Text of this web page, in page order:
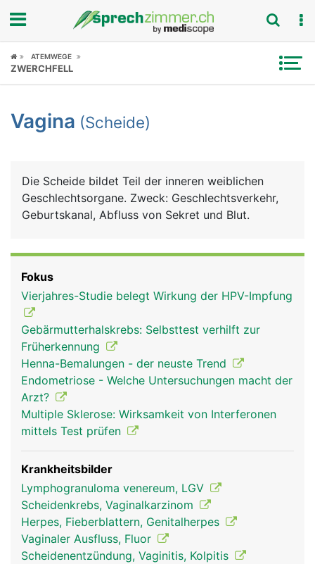
Fokus
Symptome
News
Rubriken
ATEMWEGE
ZWERCHFELL
Vagina (Scheide)
Die Scheide bildet Teil der inneren weiblichen
Geschlechtsorgane. Zweck: Geschlechtsverkehr,
Geburtskanal, Abfluss von Sekret und Blut.
Fokus
Vierjahres-Studie belegt Wirkung der HPV-Impfung
Gebärmutterhalskrebs: Selbsttest verhilft zur
Früherkennung
Henna-Bemalungen - der neuste Trend
Endometriose - Welche Untersuchungen macht der
Arzt?
Multiple Sklerose: Wirksamkeit von Interferonen
mittels Test prüfen
Krankheitsbilder
Lymphogranuloma venereum, LGV
Scheidenkrebs, Vaginalkarzinom
Herpes, Fieberblattern, Genitalherpes
Vaginaler Ausfluss, Fluor
Scheidenentzündung, Vaginitis, Kolpitis